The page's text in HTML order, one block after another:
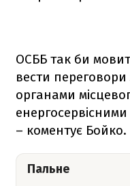
ОСББ так би
вести
органами
– коментує Бойко.
Пальне